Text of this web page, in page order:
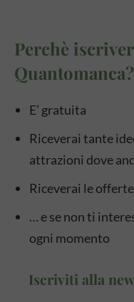
Perchè
Quantomanca?
E’ gratuita
Riceverai tante
attrazioni dove
Riceverai le
… e se non ti
ogni momento
Iscriviti alla